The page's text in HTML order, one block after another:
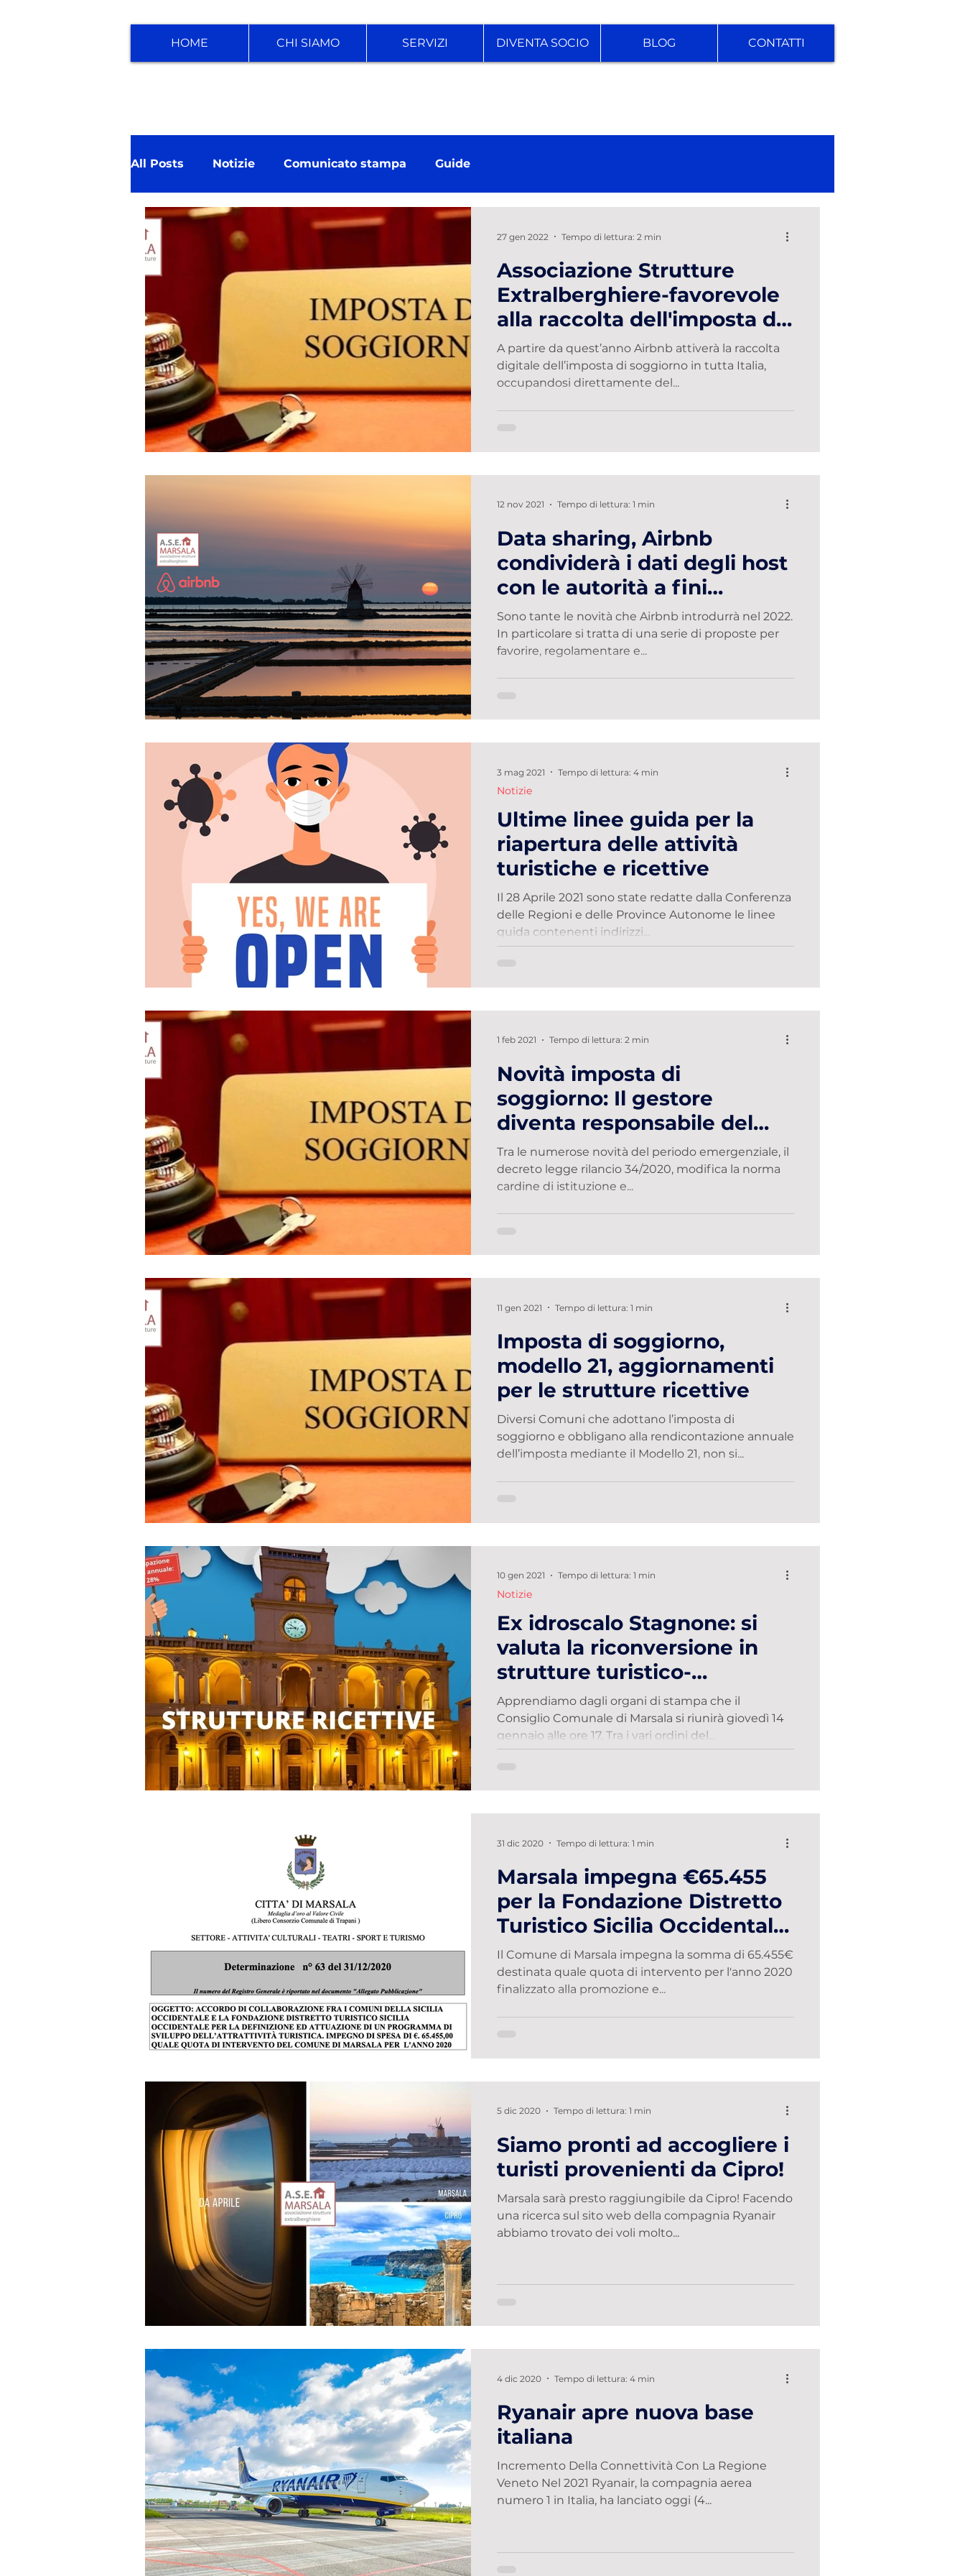
HOME CHI SIAMO SERVIZI DIVENTA SOCIO BLOG CONTATTI
All Posts Notizie Comunicato stampa Guide
Associazione Strutture
Extralberghiere-favorevole
alla raccolta dell'imposta di
soggiorno di Airbnb
A partire da quest’anno Airbnb attiverà la raccolta
digitale dell’imposta di soggiorno in tutta Italia,
occupandosi direttamente del...
27 gen 2022 Tempo di lettura: 2 min
Data sharing, Airbnb
condividerà i dati degli host
con le autorità a fini
amministrativi e fiscali
Sono tante le novità che Airbnb introdurrà nel 2022.
In particolare si tratta di una serie di proposte per
favorire, regolamentare e...
12 nov 2021 Tempo di lettura: 1 min
Ultime linee guida per la
riapertura delle attività
turistiche e ricettive
Il 28 Aprile 2021 sono state redatte dalla Conferenza
delle Regioni e delle Province Autonome le linee
guida contenenti indirizzi...
Notizie
3 mag 2021 Tempo di lettura: 4 min
Novità imposta di
soggiorno: Il gestore
diventa responsabile del
pagamento
Tra le numerose novità del periodo emergenziale, il
decreto legge rilancio 34/2020, modifica la norma
cardine di istituzione e...
1 feb 2021 Tempo di lettura: 2 min
Imposta di soggiorno,
modello 21, aggiornamenti
per le strutture ricettive
Diversi Comuni che adottano l’imposta di
soggiorno e obbligano alla rendicontazione annuale
dell’imposta mediante il Modello 21, non si...
11 gen 2021 Tempo di lettura: 1 min
Ex idroscalo Stagnone: si
valuta la riconversione in
strutture turistico-
alberghiere
Apprendiamo dagli organi di stampa che il
Consiglio Comunale di Marsala si riunirà giovedì 14
gennaio alle ore 17. Tra i vari ordini del...
Notizie
10 gen 2021 Tempo di lettura: 1 min
Marsala impegna €65.455
per la Fondazione Distretto
Turistico Sicilia Occidentale
di Trapani
Il Comune di Marsala impegna la somma di 65.455€
destinata quale quota di intervento per l'anno 2020
finalizzato alla promozione e...
31 dic 2020 Tempo di lettura: 1 min
Siamo pronti ad accogliere i
turisti provenienti da Cipro!
Marsala sarà presto raggiungibile da Cipro! Facendo
una ricerca sul sito web della compagnia Ryanair
abbiamo trovato dei voli molto...
5 dic 2020 Tempo di lettura: 1 min
Ryanair apre nuova base
italiana
Incremento Della Connettività Con La Regione
Veneto Nel 2021 Ryanair, la compagnia aerea
numero 1 in Italia, ha lanciato oggi (4...
4 dic 2020 Tempo di lettura: 4 min